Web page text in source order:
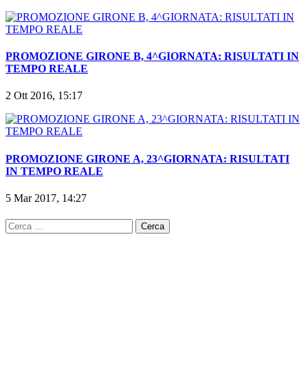
PROMOZIONE GIRONE B, 4^GIORNATA: RISULTATI IN
TEMPO REALE
2 Ott 2016, 15:17
PROMOZIONE GIRONE A, 23^GIORNATA: RISULTATI
IN TEMPO REALE
5 Mar 2017, 14:27
Ricerca
per: